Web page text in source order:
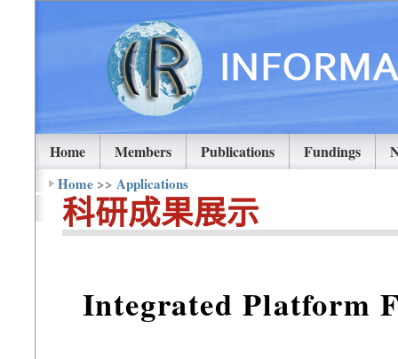
Home Members Publications Fundings
Home >> Applications
科研成果展示
Integrated Platform